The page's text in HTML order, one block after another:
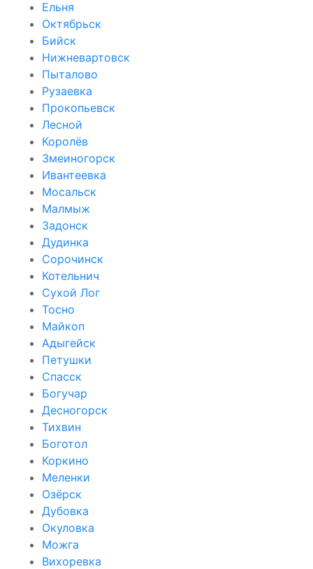
Ельня
Октябрьск
Бийск
Нижневартовск
Пыталово
Рузаевка
Прокопьевск
Лесной
Королёв
Змеиногорск
Ивантеевка
Мосальск
Малмыж
Задонск
Дудинка
Сорочинск
Котельнич
Сухой Лог
Тосно
Майкоп
Адыгейск
Петушки
Спасск
Богучар
Десногорск
Тихвин
Боготол
Коркино
Меленки
Озёрск
Дубовка
Окуловка
Можга
Вихоревка